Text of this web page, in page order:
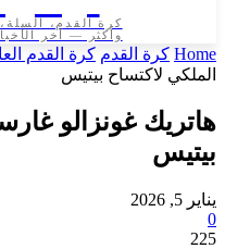
كرة القدم، السلة، اليد،
وأكثر — آخر الأخبار،
كرة القدم كرة القدم العالمية
لاكتساح بيتيس
غونزالو غارسيا